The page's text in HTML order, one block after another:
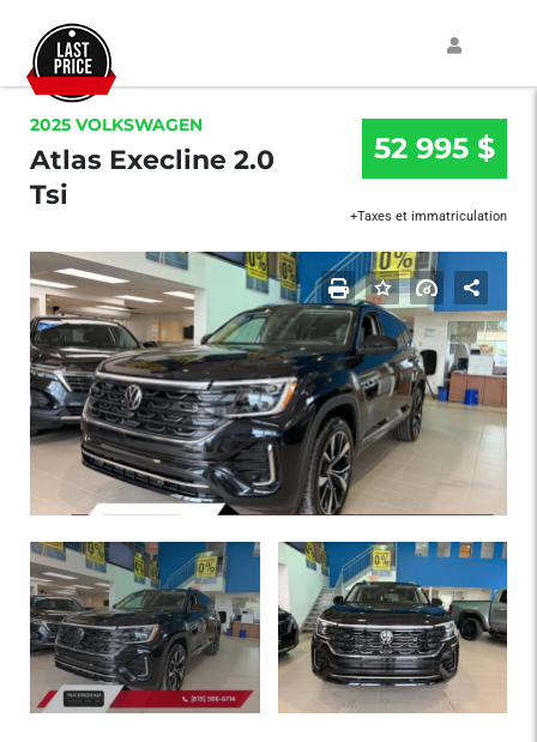
2025 VOLKSWAGEN
Atlas Execline 2.0
Tsi
52 995 $
+Taxes et immatriculation